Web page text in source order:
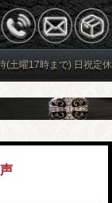
(土曜17時まで) 日祝定休